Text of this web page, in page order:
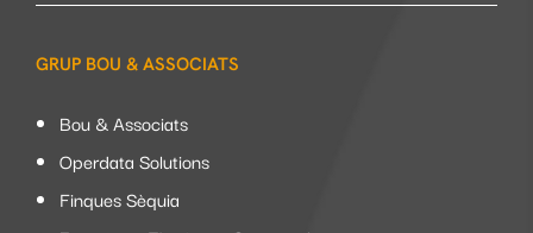
GRUP BOU & ASSOCIATS
Bou & Associats
Operdata Solutions
Finques Sèquia